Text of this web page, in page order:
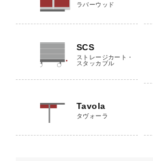
ラバーウッド
SCS
ストレージカート・
スタッカブル
Tavola
タヴォーラ